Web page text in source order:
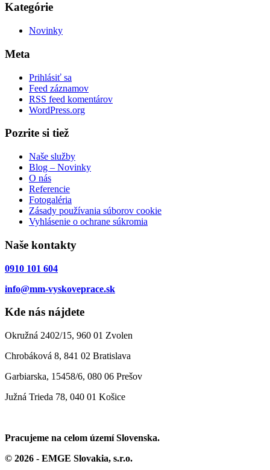
Kategórie
Novinky
Meta
Prihlásiť sa
Feed záznamov
RSS feed komentárov
WordPress.org
Pozrite si tiež
Naše služby
Blog – Novinky
O nás
Referencie
Fotogaléria
Zásady používania súborov cookie
Vyhlásenie o ochrane súkromia
Naše kontakty
0910 101 604
info@mm-vyskoveprace.sk
Kde nás nájdete
Okružná 2402/15, 960 01 Zvolen
Chrobáková 8, 841 02 Bratislava
Garbiarska, 15458/6, 080 06 Prešov
Južná Trieda 78, 040 01 Košice
Pracujeme na celom území Slovenska.
© 2026 - EMGE Slovakia, s.r.o.